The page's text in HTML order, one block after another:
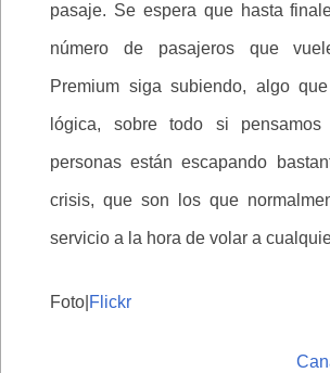
pasaje. Se espera que hasta
número de pasajeros que
Premium siga subiendo, algo
lógica, sobre todo si pensamos
personas están escapando
crisis, que son los que
servicio a la hora de volar a
Foto| Flickr